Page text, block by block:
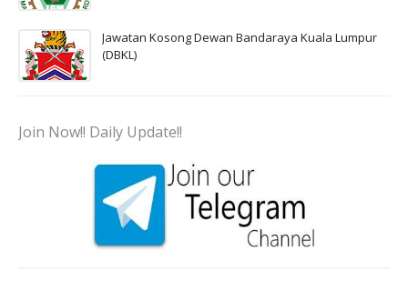
Jawatan Kosong Dewan Bandaraya Kuala Lumpur
(DBKL)
Join Now!! Daily Update!!